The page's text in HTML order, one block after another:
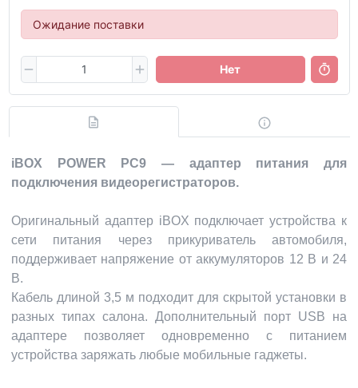
Ожидание поставки
Нет
iBOX POWER PC9 — адаптер питания для
подключения видеорегистраторов.
Оригинальный адаптер iBOX подключает устройства к
сети питания через прикуриватель автомобиля,
поддерживает напряжение от аккумуляторов 12 В и 24
В.
Кабель длиной 3,5 м подходит для скрытой установки в
разных типах салона. Дополнительный порт USB на
адаптере позволяет одновременно с питанием
устройства заряжать любые мобильные гаджеты.